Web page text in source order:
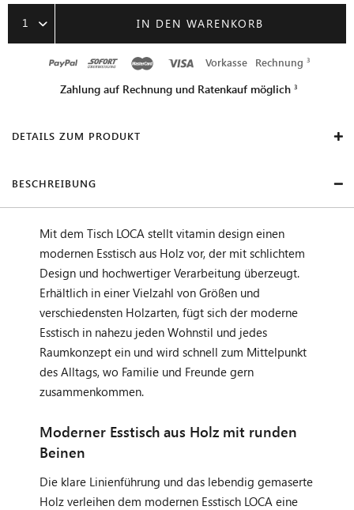
1 IN DEN WARENKORB
Vorkasse Rechnung
Zahlung auf Rechnung und Ratenkauf möglich
DETAILS ZUM PRODUKT
BESCHREIBUNG
Mit dem Tisch LOCA stellt vitamin design einen
modernen Esstisch aus Holz vor, der mit schlichtem
Design und hochwertiger Verarbeitung überzeugt.
Erhältlich in einer Vielzahl von Größen und
verschiedensten Holzarten, fügt sich der moderne
Esstisch in nahezu jeden Wohnstil und jedes
Raumkonzept ein und wird schnell zum Mittelpunkt
des Alltags, wo Familie und Freunde gern
zusammenkommen.
Moderner Esstisch aus Holz mit runden
Beinen
Die klare Linienführung und das lebendig gemaserte
Holz verleihen dem modernen Esstisch LOCA eine